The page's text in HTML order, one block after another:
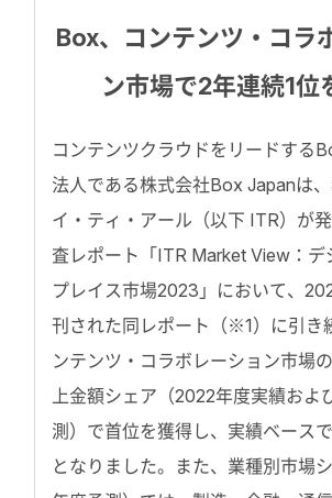
Box、コンテンツ・コラ
ン市場で2年連続1位
コンテンツクラウドをリードする
法人である株式会社Box Japanは
イ・ティ・アール（以下 ITR）が
査レポート「ITR Market View：デ
プレイス市場2023」において、
刊された同レポート（※1）に引き
ンテンツ・コラボレーション市場
上金額シェア（2022年度実績およ
測）で首位を獲得し、実績ベース
となりました。また、業種別市場